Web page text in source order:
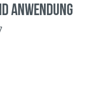
Anwendung